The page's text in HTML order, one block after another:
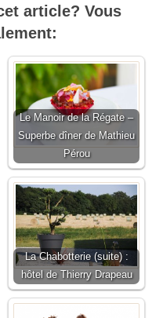
article? Vous
Le Manoir de la Régate –
Superbe dîner de Mathieu
Pérou
La Chabotterie (suite) :
hôtel de Thierry Drapeau